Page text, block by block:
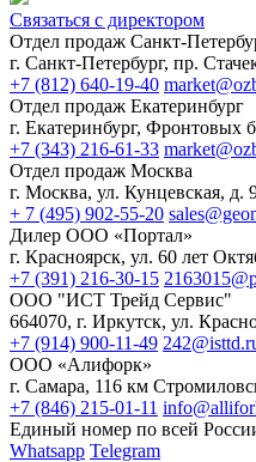
Связаться с директором
Отдел продаж Санкт-
г. Санкт-Петербург, пр.
+7 (812) 640-19-40
Отдел продаж Екатеринбург
г. Екатеринбург, Фронтовых
+7 (343) 216-61-33
Отдел продаж Москва
г. Москва, ул. Кунцевская, д.
+ 7 (495) 902-55-20
Дилер ООО «Портал»
г. Красноярск, ул. 60 лет
+7 (391) 216-30-15
ООО "ИСТ Трейд Сервис"
664070, г. Иркутск, ул.
+7 (914) 900-11-49
ООО «Алифорк»
г. Самара, 116 км
+7 (846) 215-01-11
Единый номер по всей
Whatsapp Telegram